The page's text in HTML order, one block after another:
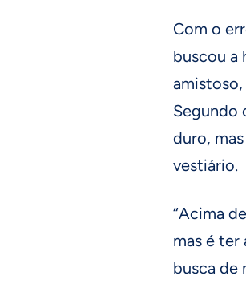
Com o
buscou a
Segundo
duro,
vestiário.
“Acima
mas é ter
busca de